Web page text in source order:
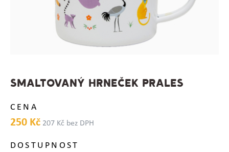
SMALTOVANÝ HRNEČEK PRALES
CENA
250 Kč 207 Kč bez DPH
DOSTUPNOST